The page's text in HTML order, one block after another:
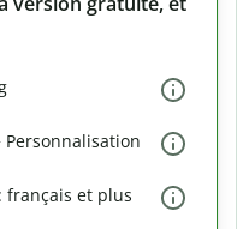
Personnalisation
: français et plus